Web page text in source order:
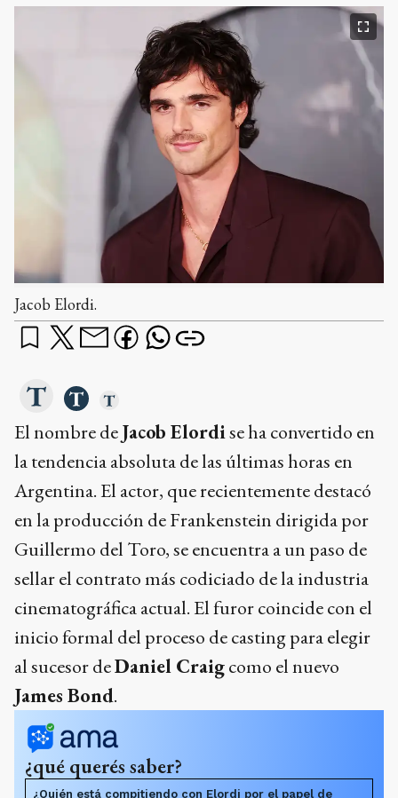
Jacob Elordi.
El nombre deJacob Elordise ha convertido en
la tendencia absoluta de las últimas horas en
Argentina. El actor, que recientemente destacó
en la producción de Frankenstein dirigida por
Guillermo del Toro, se encuentra a un paso de
sellar el contrato más codiciado de la industria
cinematográfica actual. El furor coincide con el
inicio formal del proceso de casting para elegir
al sucesor deDaniel Craigcomo el nuevo
James Bond.
¿qué querés saber?
¿Quién está compitiendo con Elordi por el papel de